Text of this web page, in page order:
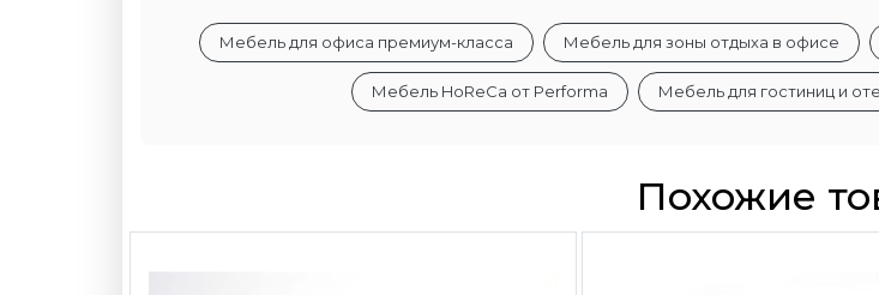
Мебель для офиса премиум-класса Мебель для зоны отдыха в офисе
Мебель HoReCa от Performa Мебель для гостиниц и
Похожие